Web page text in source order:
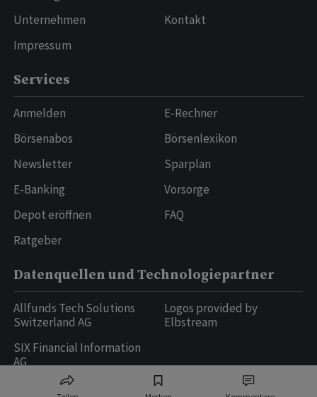
Unternehmen
Impressum
Kontakt
Services
Anmelden
Börsenabos
Newsletter
E-Banking
Depot eröffnen
Ratgeber
E-Rechner
Börsenlexikon
Sparplan
Vorsorge
FAQ
Datenquellen und Technologiepartner
Allfunds Tech Solutions
Switzerland AG
SIX Financial Information
AG
Logos provided by
Elbstream